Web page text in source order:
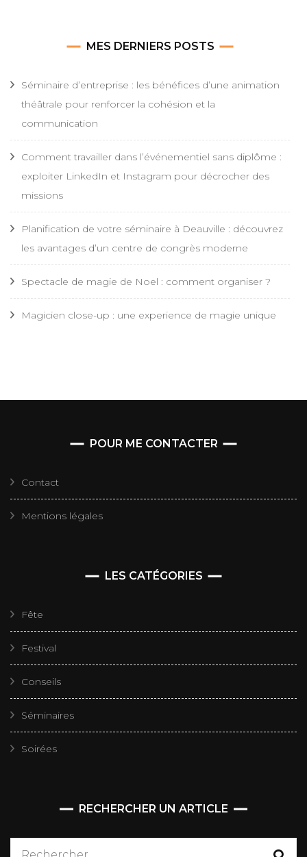
MES DERNIERS POSTS
Séminaire d’entreprise : les bénéfices d’une animation
théâtrale pour renforcer la cohésion et la
communication
Comment travailler dans l’événementiel sans diplôme :
exploiter LinkedIn et Instagram pour décrocher des
missions
Planification de votre séminaire à Deauville : découvrez
les avantages d’un centre de congrès moderne
Spectacle de magie de Noel : comment organiser ?
Magicien close-up : une experience de magie unique
POUR ME CONTACTER
Contact
Mentions légales
LES CATÉGORIES
Fête
Festival
Conseils
Séminaires
Soirées
RECHERCHER UN ARTICLE
Rechercher :